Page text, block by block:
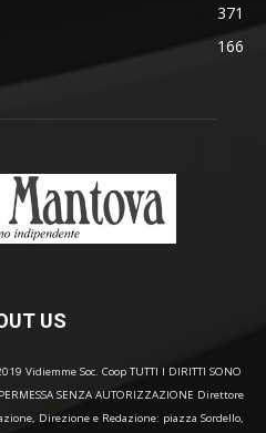
371
166
US
Vidiemme Soc. Coop TUTTI I DIRITTI SONO
SENZA AUTORIZZAZIONE Direttore
Direzione e Redazione: piazza Sordello,